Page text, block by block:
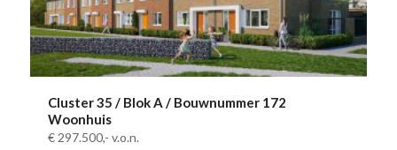
Cluster 35 / Blok A / Bouwnummer 172
Woonhuis
€ 297.500,- v.o.n.